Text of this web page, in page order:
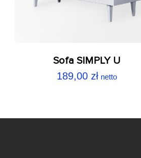
Sofa SIMPLY U
189,00 zł netto